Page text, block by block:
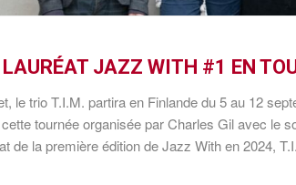
JAZZ WITH #1 EN
le trio T.I.M. partira en Finlande du 5 au 12
tournée organisée par Charles Gil avec le
de la première édition de Jazz With en 2024,